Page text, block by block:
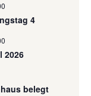
4
2026
belegt